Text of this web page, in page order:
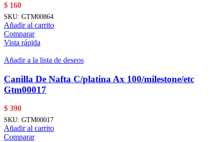
$ 160
SKU: GTM00864
Añadir al carrito
Comparar
Vista rápida
Añadir a la lista de deseos
Canilla De Nafta C/platina Ax 100/milestone/etc
Gtm00017
$ 390
SKU: GTM00017
Añadir al carrito
Comparar